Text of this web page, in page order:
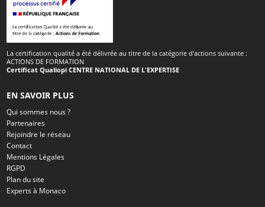
La certification qualité a été délivrée au titre de la catégorie d'actions suivante :
ACTIONS DE FORMATION
Certificat Qualiopi CENTRE NATIONAL DE L'EXPERTISE
EN SAVOIR PLUS
Qui sommes nous ?
Partenaires
Rejoindre le réseau
Contact
Mentions Légales
RGPD
Plan du site
Experts à Monaco